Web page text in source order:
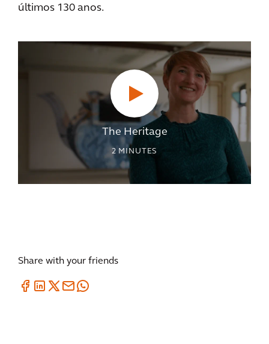
últimos 130 anos.
The Heritage
2 MINUTES
Share with your friends